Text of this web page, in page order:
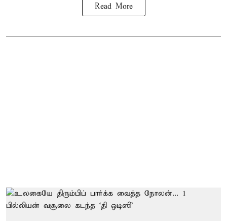
Read More